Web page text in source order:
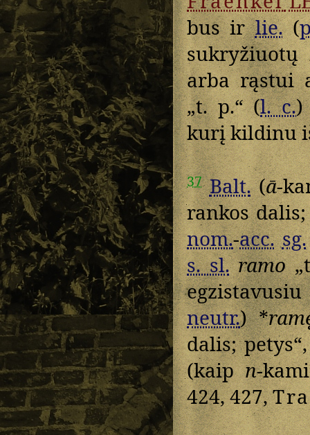
bus irlie.(
arba rąstui
„t. p.“ (l. c.)
kurį kildinu
37 Balt.(ā-
rankos
nom.-acc. sg.
s. sl. ramo
neutr.) *
dalis;
(kaipn-
424, 427,